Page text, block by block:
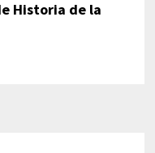
Historia de la